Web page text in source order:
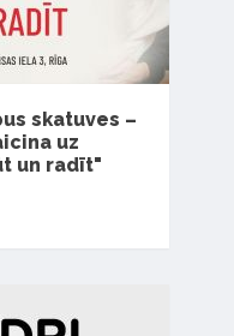
skatuves –
uz
un radīt"